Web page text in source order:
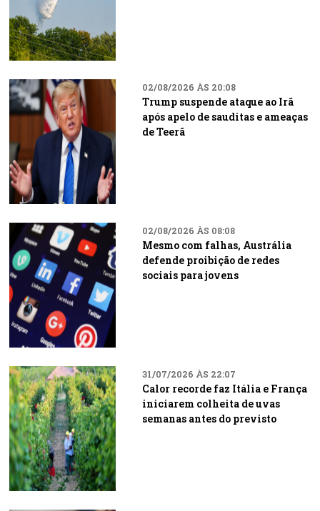
02/08/2026 ÀS 20:08
Trump suspende ataque ao Irã
após apelo de sauditas e ameaças
de Teerã
02/08/2026 ÀS 08:08
Mesmo com falhas, Austrália
defende proibição de redes
sociais para jovens
31/07/2026 ÀS 22:07
Calor recorde faz Itália e França
iniciarem colheita de uvas
semanas antes do previsto